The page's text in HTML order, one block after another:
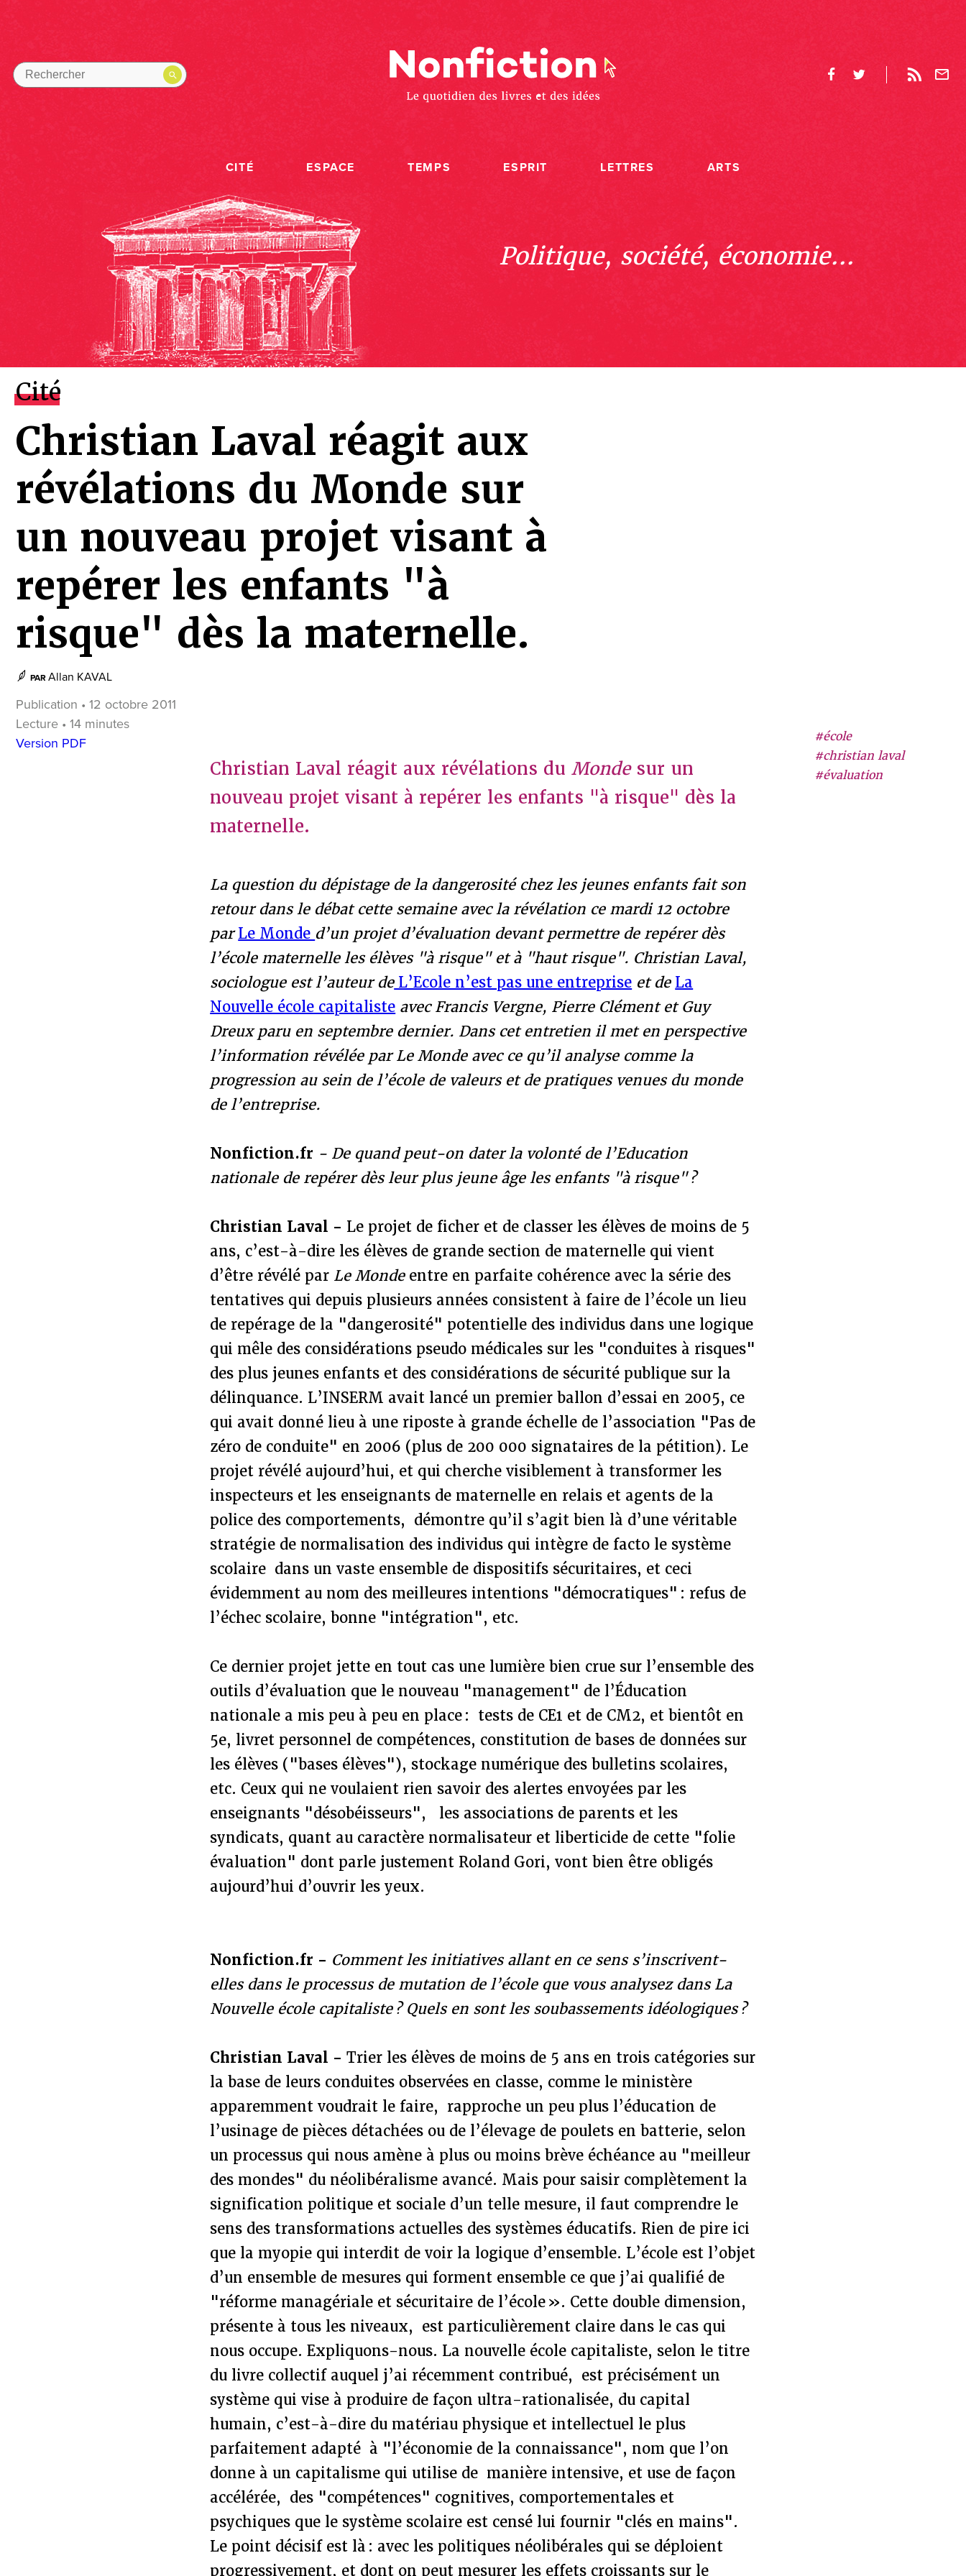
CITÉ ESPACE TEMPS ESPRIT LETTRES ARTS
Politique, société, économie...
Cité
Christian Laval réagit aux
révélations du Monde sur
un nouveau projet visant à
repérer les enfants "à
risque" dès la maternelle.
PAR Allan KAVAL
Publication • 12 octobre 2011
Lecture • 14 minutes
Version PDF
#école
#christian laval
#évaluation
Christian Laval réagit aux révélations duMonde sur un
nouveau projet visant à repérer les enfants "à risque" dès la
maternelle.
La question du dépistage de la dangerosité chez les jeunes enfants fait son
retour dans le débat cette semaine avec la révélation ce mardi 12 octobre
parLe Monde d’un projet d’évaluation devant permettre de repérer dès
l’école maternelle les élèves "à risque" et à "haut risque". Christian Laval,
sociologue est l’auteur deL’Ecole n’est pas une entreprise et de La
Nouvelle école capitaliste avec Francis Vergne, Pierre Clément et Guy
Dreux paru en septembre dernier. Dans cet entretien il met en perspective
l’information révélée par Le Monde avec ce qu’il analyse comme la
progression au sein de l’école de valeurs et de pratiques venues du monde
de l’entreprise.
Nonfiction.fr - De quand peut-on dater la volonté de l’Education
nationale de repérer dès leur plus jeune âge les enfants "à risque" ?
Christian Laval - Le projet de ficher et de classer les élèves de moins de 5
ans, c’est-à-dire les élèves de grande section de maternelle qui vient
d’être révélé par Le Monde entre en parfaite cohérence avec la série des
tentatives qui depuis plusieurs années consistent à faire de l’école un lieu
de repérage de la "dangerosité" potentielle des individus dans une logique
qui mêle des considérations pseudo médicales sur les "conduites à risques"
des plus jeunes enfants et des considérations de sécurité publique sur la
délinquance. L’INSERM avait lancé un premier ballon d’essai en 2005, ce
qui avait donné lieu à une riposte à grande échelle de l’association "Pas de
zéro de conduite" en 2006 (plus de 200 000 signataires de la pétition). Le
projet révélé aujourd’hui, et qui cherche visiblement à transformer les
inspecteurs et les enseignants de maternelle en relais et agents de la
police des comportements, démontre qu’il s’agit bien là d’une véritable
stratégie de normalisation des individus qui intègre de facto le système
scolaire dans un vaste ensemble de dispositifs sécuritaires, et ceci
évidemment au nom des meilleures intentions "démocratiques" : refus de
l’échec scolaire, bonne "intégration", etc.
Ce dernier projet jette en tout cas une lumière bien crue sur l’ensemble des
outils d’évaluation que le nouveau "management" de l’Éducation
nationale a mis peu à peu en place : tests de CE1 et de CM2, et bientôt en
5e, livret personnel de compétences, constitution de bases de données sur
les élèves ("bases élèves"), stockage numérique des bulletins scolaires,
etc. Ceux qui ne voulaient rien savoir des alertes envoyées par les
enseignants "désobéisseurs", les associations de parents et les
syndicats, quant au caractère normalisateur et liberticide de cette "folie
évaluation" dont parle justement Roland Gori, vont bien être obligés
aujourd’hui d’ouvrir les yeux.
Nonfiction.fr - Comment les initiatives allant en ce sens s’inscrivent-
elles dans le processus de mutation de l’école que vous analysez dans La
Nouvelle école capitaliste ? Quels en sont les soubassements idéologiques ?
Christian Laval -Trier les élèves de moins de 5 ans en trois catégories sur
la base de leurs conduites observées en classe, comme le ministère
apparemment voudrait le faire, rapproche un peu plus l’éducation de
l’usinage de pièces détachées ou de l’élevage de poulets en batterie, selon
un processus qui nous amène à plus ou moins brève échéance au "meilleur
des mondes" du néolibéralisme avancé. Mais pour saisir complètement la
signification politique et sociale d’un telle mesure, il faut comprendre le
sens des transformations actuelles des systèmes éducatifs. Rien de pire ici
que la myopie qui interdit de voir la logique d’ensemble. L’école est l’objet
d’un ensemble de mesures qui forment ensemble ce que j’ai qualifié de
"réforme managériale et sécuritaire de l’école ». Cette double dimension,
présente à tous les niveaux, est particulièrement claire dans le cas qui
nous occupe. Expliquons-nous. La nouvelle école capitaliste, selon le titre
du livre collectif auquel j’ai récemment contribué, est précisément un
système qui vise à produire de façon ultra-rationalisée, du capital
humain, c’est-à-dire du matériau physique et intellectuel le plus
parfaitement adapté à "l’économie de la connaissance", nom que l’on
donne à un capitalisme qui utilise de manière intensive, et use de façon
accélérée, des "compétences" cognitives, comportementales et
psychiques que le système scolaire est censé lui fournir "clés en mains".
Le point décisif est là : avec les politiques néolibérales qui se déploient
progressivement, et dont on peut mesurer les effets croissants sur le